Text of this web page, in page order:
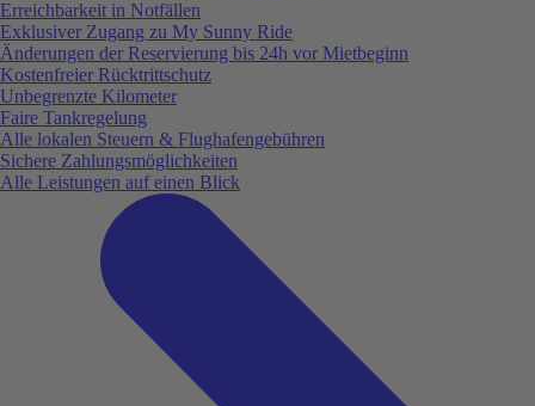
Erreichbarkeit in Notfällen
Exklusiver Zugang zu My Sunny Ride
Änderungen der Reservierung bis 24h vor Mietbeginn
Kostenfreier Rücktrittschutz
Unbegrenzte Kilometer
Faire Tankregelung
Alle lokalen Steuern & Flughafengebühren
Sichere Zahlungsmöglichkeiten
Alle Leistungen auf einen Blick